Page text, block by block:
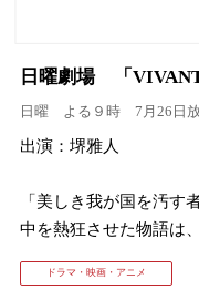
日曜劇場 「VIVANT
日曜 よる９時 7月26日
出演：堺雅人
「美しき我が国を汚す
中を熱狂させた物語は
ドラマ・映画・アニメ